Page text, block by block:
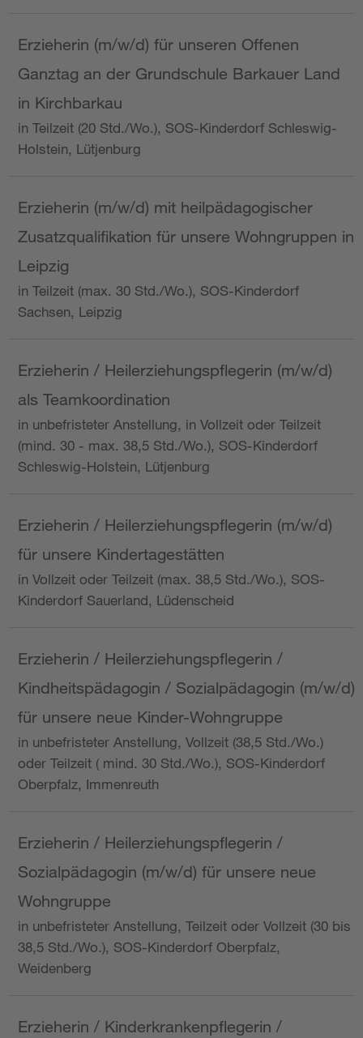
Erzieherin (m/w/d) für unseren Offenen
Ganztag an der Grundschule Barkauer Land
in Kirchbarkau
in Teilzeit (20 Std./Wo.), SOS-Kinderdorf Schleswig-
Holstein, Lütjenburg
Erzieherin (m/w/d) mit heilpädagogischer
Zusatzqualifikation für unsere Wohngruppen in
Leipzig
in Teilzeit (max. 30 Std./Wo.), SOS-Kinderdorf
Sachsen, Leipzig
Erzieherin / Heilerziehungspflegerin (m/w/d)
als Teamkoordination
in unbefristeter Anstellung, in Vollzeit oder Teilzeit
(mind. 30 - max. 38,5 Std./Wo.), SOS-Kinderdorf
Schleswig-Holstein, Lütjenburg
Erzieherin / Heilerziehungspflegerin (m/w/d)
für unsere Kindertagestätten
in Vollzeit oder Teilzeit (max. 38,5 Std./Wo.), SOS-
Kinderdorf Sauerland, Lüdenscheid
Erzieherin / Heilerziehungspflegerin /
Kindheitspädagogin / Sozialpädagogin (m/w/d)
für unsere neue Kinder-Wohngruppe
in unbefristeter Anstellung, Vollzeit (38,5 Std./Wo.)
oder Teilzeit ( mind. 30 Std./Wo.), SOS-Kinderdorf
Oberpfalz, Immenreuth
Erzieherin / Heilerziehungspflegerin /
Sozialpädagogin (m/w/d) für unsere neue
Wohngruppe
in unbefristeter Anstellung, Teilzeit oder Vollzeit (30 bis
38,5 Std./Wo.), SOS-Kinderdorf Oberpfalz,
Weidenberg
Erzieherin / Kinderkrankenpflegerin /